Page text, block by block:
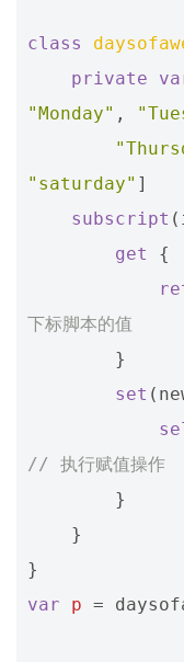
class
private
"Monday" ,
"saturday" ]
subscript (
get
{
下标脚本的值
}
set (
// 执行赋值操作
}
}
}
var
p =